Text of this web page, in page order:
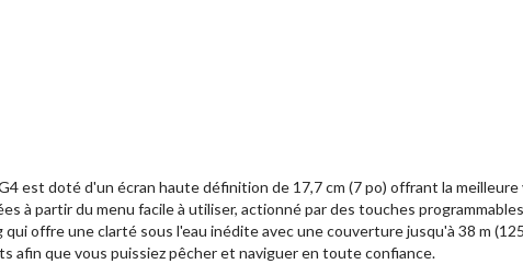
est doté d'un écran haute définition de 17,7 cm (7 po) offrant la
à partir du menu facile à utiliser, actionné par des touches
offre une clarté sous l'eau inédite avec une couverture jusqu'à 38 m
que vous puissiez pêcher et naviguer en toute confiance.